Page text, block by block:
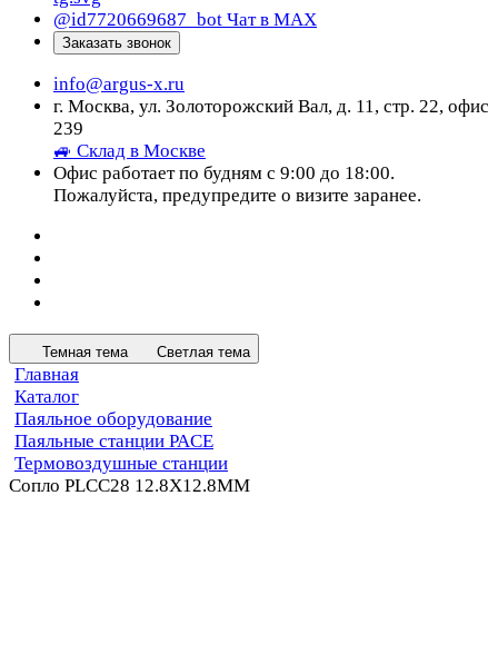
@id7720669687_bot Чат в МАХ
Заказать звонок
info@argus-x.ru
г. Москва, ул. Золоторожский Вал, д. 11, стр. 22, офис
239
🚙 Склад в Москве
Офис работает по будням с 9:00 до 18:00.
Пожалуйста, предупредите о визите заранее.
Темная тема Светлая тема
Главная
Каталог
Паяльное оборудование
Паяльные станции PACE
Термовоздушные станции
Сопло PLCC28 12.8X12.8MM